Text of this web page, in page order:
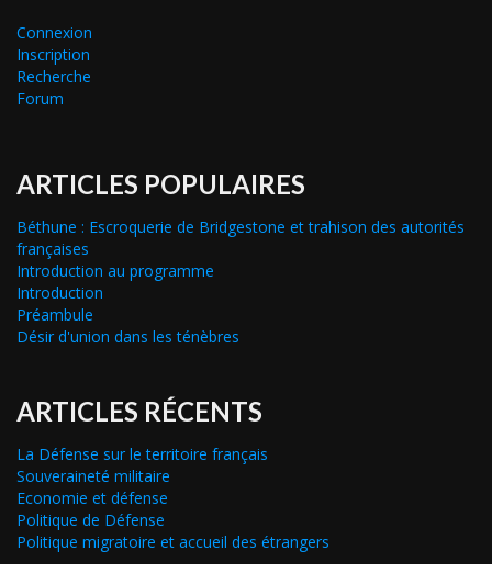
Connexion
Inscription
Recherche
Forum
ARTICLES POPULAIRES
Béthune : Escroquerie de Bridgestone et trahison des autorités
françaises
Introduction au programme
Introduction
Préambule
Désir d'union dans les ténèbres
ARTICLES RÉCENTS
La Défense sur le territoire français
Souveraineté militaire
Economie et défense
Politique de Défense
Politique migratoire et accueil des étrangers